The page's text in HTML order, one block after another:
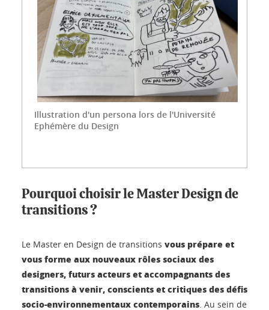
Illustration d'un persona lors de l'Université
Ephémère du Design
Pourquoi choisir le Master Design de
transitions ?
Le Master en Design de transitions vous prépare et
vous forme aux nouveaux rôles sociaux des
designers, futurs acteurs et accompagnants des
transitions à venir, conscients et critiques des défis
socio-environnementaux contemporains. Au sein de